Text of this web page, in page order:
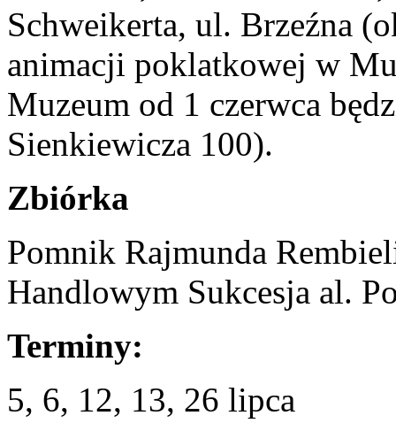
Schweikerta, ul. Brzeźna
animacji poklatkowej w
Muzeum od 1 czerwca
Sienkiewicza 100).
Zbiórka
Pomnik Rajmunda
Handlowym Sukcesja al.
Terminy:
5, 6, 12, 13, 26 lipca